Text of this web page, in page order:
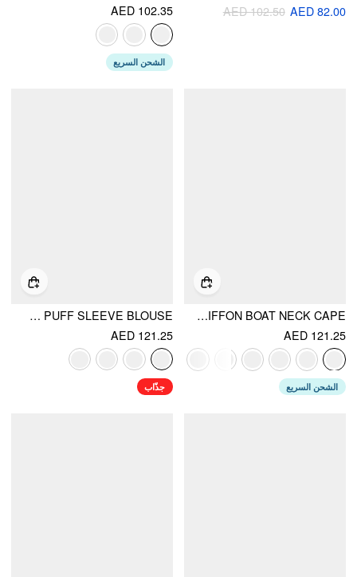
AED 82.00
AED 102.50
AED 102.35
الشحن السريع
RUCHED CAMI TOP & CHIFFON BOAT NECK CAPE
AED 121.25
الشحن السريع
COTTON LACE TRIM KNOTTED SHORT PUFF SLEEVE BLOUSE
AED 121.25
جذّاب